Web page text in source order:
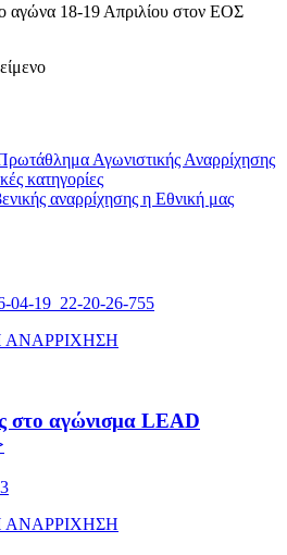
αγώνα 18-19 Απριλίου στον ΕΟΣ
Αγωνιστικής Αναρρίχησης
κατηγορίες
αναρρίχησης η Εθνική μας
ΑΝΑΡΡΙΧΗΣΗ
στο αγώνισμα LEAD
ΑΝΑΡΡΙΧΗΣΗ